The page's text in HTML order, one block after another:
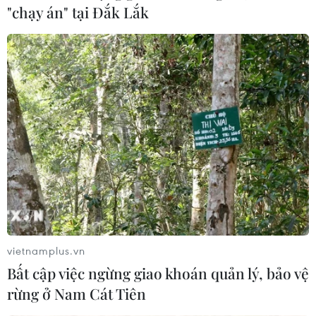
Khởi nghiệp, đổi mới sáng tạo là động lực,
nguồn lực trong phát triển
25/03/2023 04:45
Sáng 25/3, tại thành phố Huế, tỉnh Thừa Thiên-Huế, Thủ
tướng Chính phủ Phạm Minh Chính đã dự lễ Khai mạc
Ngày hội khởi nghiệp quốc gia của học sinh, sinh viên
lần thứ V năm 2023.
"chạy án" tại Đắk Lắk
vietnamplus.vn
Bất cập việc ngừng giao khoán quản lý, bảo vệ
rừng ở Nam Cát Tiên